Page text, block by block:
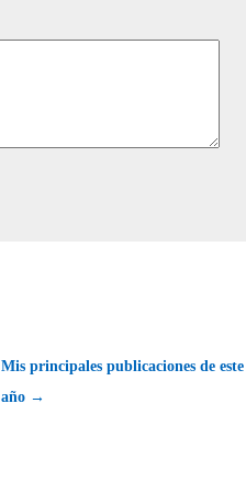
Mis principales publicaciones de este
año →